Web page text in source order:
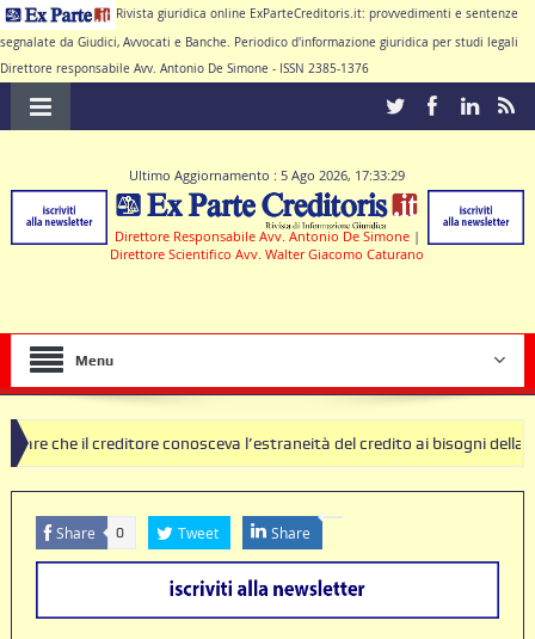
Rivista giuridica online ExParteCreditoris.it: provvedimenti e sentenze
segnalate da Giudici, Avvocati e Banche. Periodico d'informazione giuridica per studi legali
Direttore responsabile Avv. Antonio De Simone - ISSN 2385-1376
Ultimo Aggiornamento : 5 Ago 2026, 17:33:29
Direttore Responsabile Avv. Antonio De Simone |
Direttore Scientifico Avv. Walter Giacomo Caturano
Menu
conosceva l’estraneità del credito ai bisogni della famiglia
nulle deve produrre il contratto di conto corrente
Share 0 Tweet Share